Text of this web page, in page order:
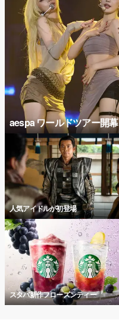
aespa ワールドツアー開幕
人気アイドルが初登場
スタバ新作フローズンティー